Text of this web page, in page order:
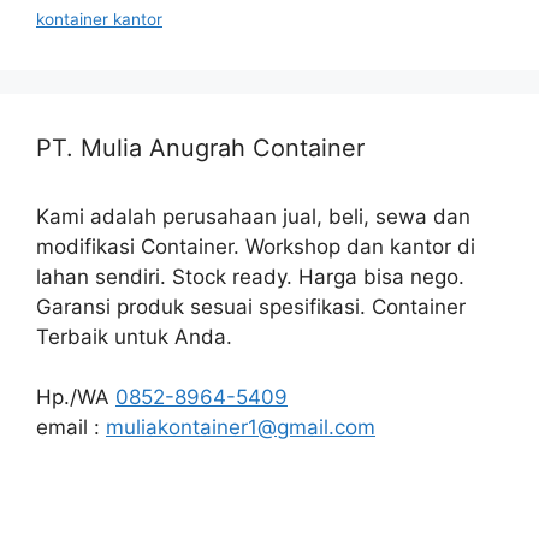
kontainer kantor
PT. Mulia Anugrah Container
Kami adalah perusahaan jual, beli, sewa dan
modifikasi Container. Workshop dan kantor di
lahan sendiri. Stock ready. Harga bisa nego.
Garansi produk sesuai spesifikasi. Container
Terbaik untuk Anda.
Hp./WA 0852-8964-5409
email : muliakontainer1@gmail.com